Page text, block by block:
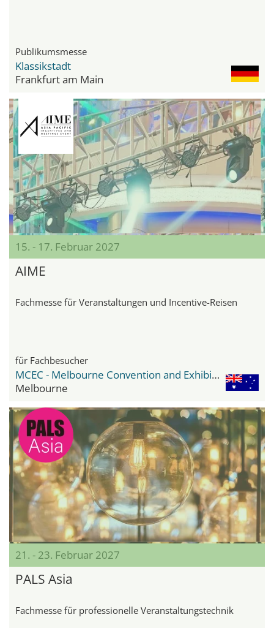
Publikumsmesse
Klassikstadt
Frankfurt am Main
15. - 17. Februar 2027
AIME
Fachmesse für Veranstaltungen und Incentive-Reisen
für Fachbesucher
MCEC - Melbourne Convention and Exhibition Center
Melbourne
21. - 23. Februar 2027
PALS Asia
Fachmesse für professionelle Veranstaltungstechnik